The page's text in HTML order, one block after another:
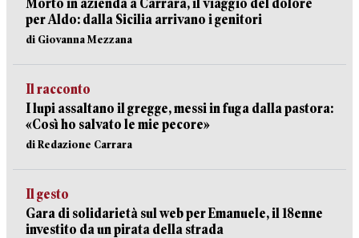
Morto in azienda a Carrara, il viaggio del dolore
per Aldo: dalla Sicilia arrivano i genitori
di Giovanna Mezzana
Il racconto
I lupi assaltano il gregge, messi in fuga dalla pastora:
«Così ho salvato le mie pecore»
di Redazione Carrara
Il gesto
Gara di solidarietà sul web per Emanuele, il 18enne
investito da un pirata della strada